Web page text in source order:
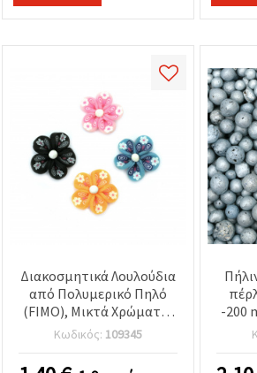
Διακοσμητικά Λουλούδια
από Πολυμερικό Πηλό
(FIMO), Μικτά Χρώματα,
26x13 mm – Σετ 4 τεμ.,
για Χειροτεχνίες,
Σκραπμπούκινγκ, DIY και
Κωδικός: 109345
-200